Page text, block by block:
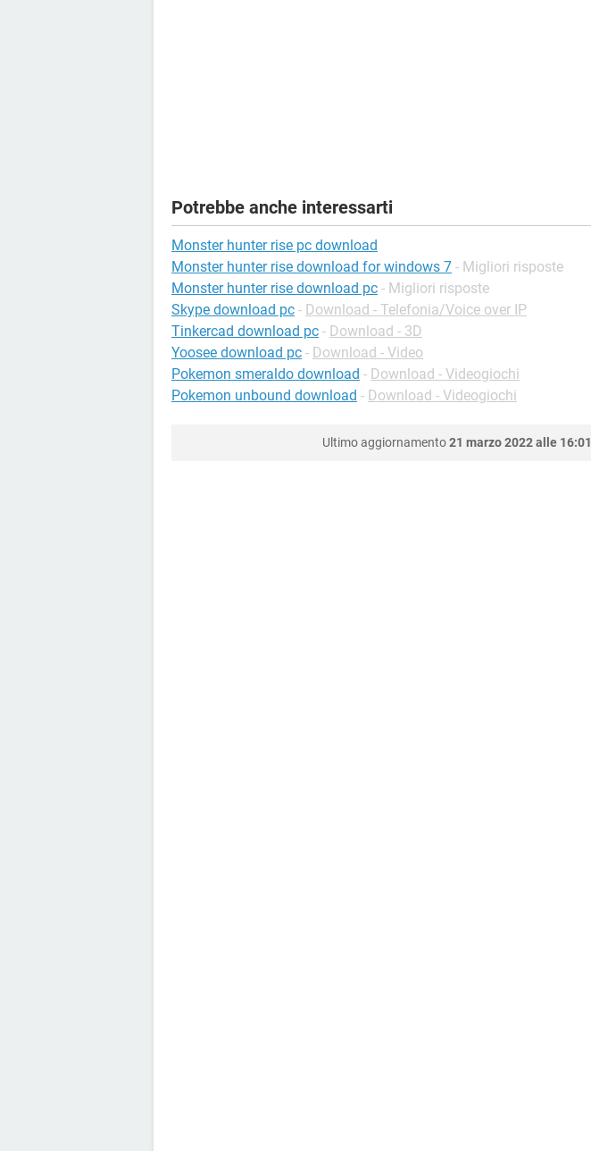
Potrebbe anche interessarti
Monster hunter rise pc download
Monster hunter rise download for windows 7 - Migliori risposte
Monster hunter rise download pc - Migliori risposte
Skype download pc - Download - Telefonia/Voice over IP
Tinkercad download pc - Download - 3D
Yoosee download pc - Download - Video
Pokemon smeraldo download - Download - Videogiochi
Pokemon unbound download - Download - Videogiochi
Ultimo aggiornamento21 marzo 2022 alle 16:01